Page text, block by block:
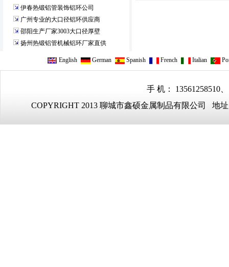
伊春热锻铝管装饰铝环公司
广州专业的大口径铝环供应商
邵阳生产厂家3003大口径厚壁
扬州热锻铝管机械铝环厂家直供
English German Spanish French Italian
手 机： 13561258510
COPYRIGHT 2013 聊城市鑫硕金属制品有限公司 地